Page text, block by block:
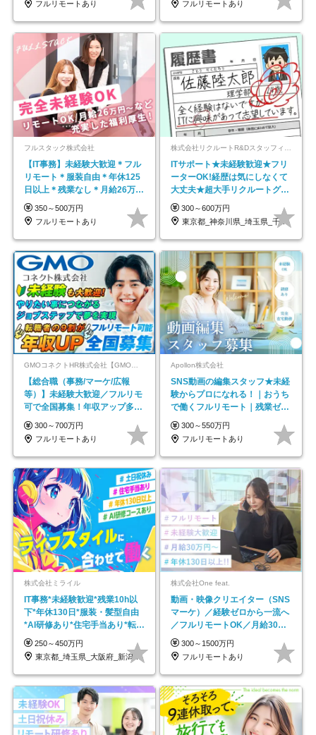
フルリモートあり フルリモートあり
フルスタック株式会社
【IT事務】未経験大歓迎＊フル
リモート＊服装自由＊年休125
日以上＊残業なし＊月給26万円
以上
350～500万円
フルリモートあり
ITサポート★未経験歓迎★フリ
ーターOK!経歴は気にしなくて
大丈夫★超大手リクルートグル
ープの正社員/sg
300～600万円
東京都_神奈川県_埼玉県_千葉県_大阪府…
GMOコネクトHR株式会社【GMOインターネットグループ】
【総合職（事務/マーケ/広報
等）】未経験大歓迎／フルリモ
可で全国募集！年収アップ多数
★年休最大130日★
300～700万円
フルリモートあり
Apollon株式会社
SNS動画の編集スタッフ★未経
験からプロになれる！｜おうち
で働くフルリモート｜残業ゼロ
で18時退勤◎
300～550万円
フルリモートあり
株式会社ミライル
IT事務*未経験歓迎*残業10h以
下*年休130日*服装・髪型自由
*AI研修あり*住宅手当あり*転勤
なし
250～450万円
東京都_埼玉県_大阪府_新潟県_福岡県
株式会社One feat.
動画・映像クリエイター（SNS
マーケ）／経験ゼロから一流へ
／フルリモートOK／月給30万
円～／年休130日以上
300～1500万円
フルリモートあり